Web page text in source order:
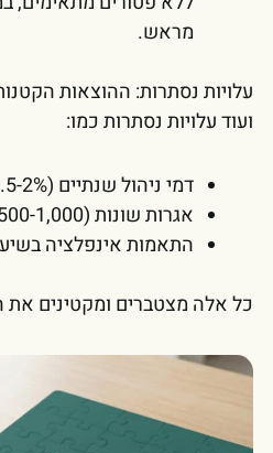
מראש.
עלויות נסתרות: ההוצאות
ועוד עלויות נסתרות כמו:
דמי ניהול שנתיים (0.5-2%).
אגרות שונות (500-1,000 ש"ח).
התאמות אינפלציה בשיעור 3-
כל אלה מצטברים ומקטינים את